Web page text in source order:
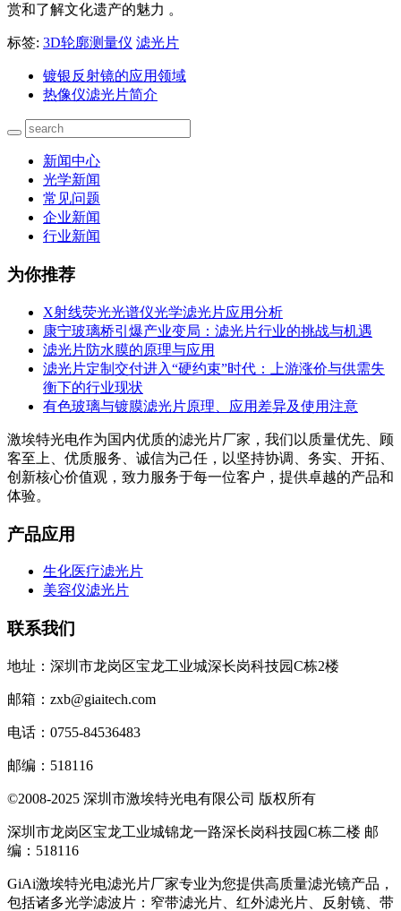
赏和了解文化遗产的魅力 。
标签: 3D轮廓测量仪 滤光片
镀银反射镜的应用领域
热像仪滤光片简介
新闻中心
光学新闻
常见问题
企业新闻
行业新闻
为你推荐
X射线荧光光谱仪光学滤光片应用分析
康宁玻璃桥引爆产业变局：滤光片行业的挑战与机遇
滤光片防水膜的原理与应用
滤光片定制交付进入“硬约束”时代：上游涨价与供需失
衡下的行业现状
有色玻璃与镀膜滤光片原理、应用差异及使用注意
激埃特光电作为国内优质的滤光片厂家，我们以质量优先、顾
客至上、优质服务、诚信为己任，以坚持协调、务实、开拓、
创新核心价值观，致力服务于每一位客户，提供卓越的产品和
体验。
产品应用
生化医疗滤光片
美容仪滤光片
联系我们
地址：深圳市龙岗区宝龙工业城深长岗科技园C栋2楼
邮箱：zxb@giaitech.com
电话：0755-84536483
邮编：518116
©2008-2025 深圳市激埃特光电有限公司 版权所有
深圳市龙岗区宝龙工业城锦龙一路深长岗科技园C栋二楼 邮
编：518116
GiAi激埃特光电滤光片厂家专业为您提供高质量滤光镜产品，
包括诸多光学滤波片：窄带滤光片、红外滤光片、反射镜、带